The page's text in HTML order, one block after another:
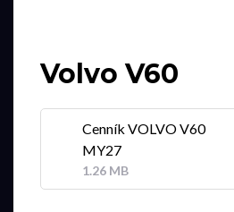
Volvo V60
Cenník VOLVO V60
MY27
1.26 MB